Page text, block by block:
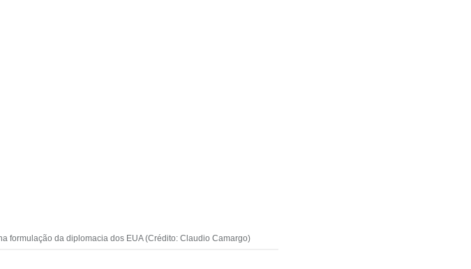
formulação da diplomacia dos EUA (Crédito: Claudio Camargo)